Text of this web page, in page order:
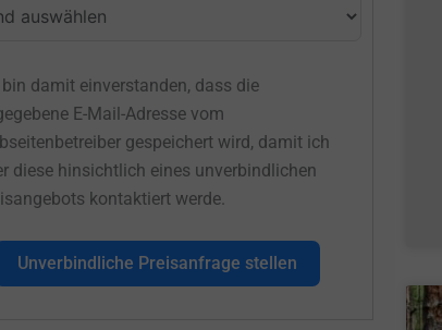
bin damit einverstanden, dass die
E-Mail-Adresse vom
gespeichert wird, damit ich
diese hinsichtlich eines unverbindlichen
kontaktiert werde.
Unverbindliche Preisanfrage stellen